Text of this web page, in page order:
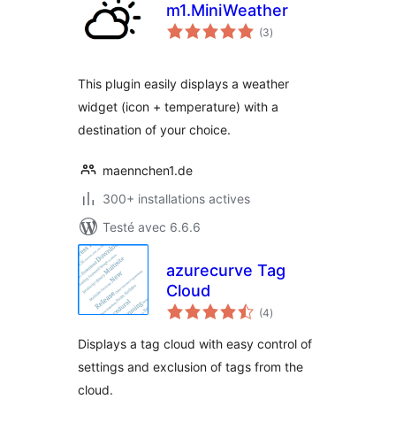
m1.MiniWeather
(3notes
en
)
This plugin easily displays a weather
widget (icon + temperature) with a
destination of your choice.
maennchen1.de
300+ installations actives
Testé avec 6.6.6
azurecurve Tag
Cloud
(4notes
en
)
Displays a tag cloud with easy control of
settings and exclusion of tags from the
cloud.